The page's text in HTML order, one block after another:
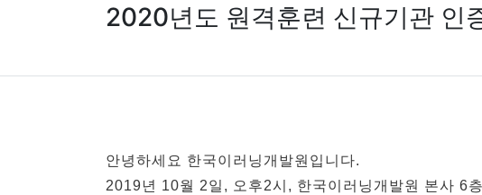
2020년도 원격훈련 신규기관 인
안녕하세요 한국이러닝개발원입니다.
2019년 10월 2일, 오후2시, 한국이러닝개발원 본사 6